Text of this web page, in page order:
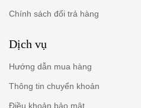
Chính sách đổi trả hàng
Dịch vụ
Hướng dẫn mua hàng
Thông tin chuyển khoản
Điều khoản bảo mật